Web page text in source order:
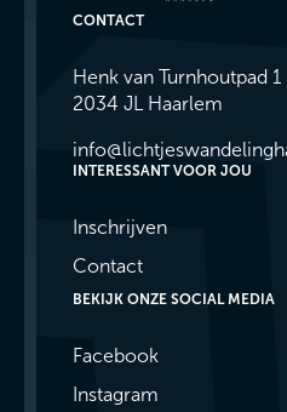
CONTACT
Henk van Turnhoutpad 1
2034 JL Haarlem
INTERESSANT VOOR JOU
Inschrijven
Contact
BEKIJK ONZE SOCIAL MEDIA
Facebook
Instagram